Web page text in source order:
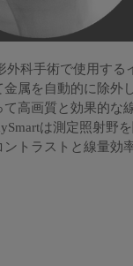
外科手術で使用する
属を自動的に除外
て高画質と効果的な
は測定照射野
トラストと線量効